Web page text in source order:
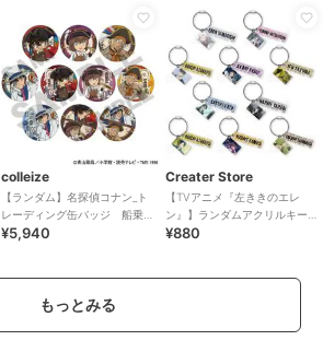
colleize
【ランダム】名探偵コナン_ト
レーディング缶バッジ 船乗
り 【コンプリートBOX／10個
¥5,940
Creater Store
【TVアニメ『左ききのエレ
ン』】ランダムアクリルキー
ホルダー 全10種
¥880
もっとみる